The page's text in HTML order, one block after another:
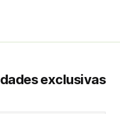
exclusivas